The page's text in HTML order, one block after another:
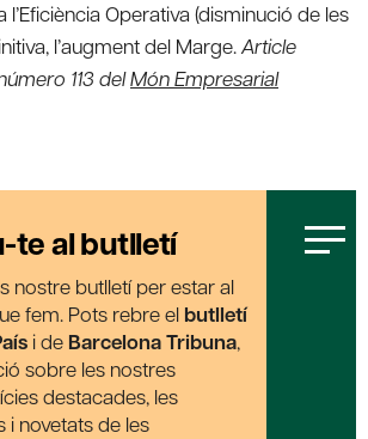
l’Eficiència Operativa (disminució de les
l’augment del Marge.Article
113 delMón Empresarial
te al butlletí
nostre butlletí per estar al
fem. Pots rebre el butlletí
i de Barcelona Tribuna,
sobre les nostres
destacades, les
i novetats de les